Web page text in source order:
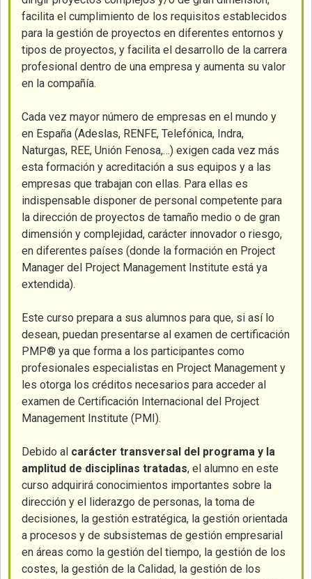
facilita el cumplimiento de los requisitos establecidos
para la gestión de proyectos en diferentes entornos y
tipos de proyectos, y facilita el desarrollo de la carrera
profesional dentro de una empresa y aumenta su valor
en la compañía.
Cada vez mayor número de empresas en el mundo y
en España (Adeslas, RENFE, Telefónica, Indra,
Naturgas, REE, Unión Fenosa,…) exigen cada vez más
esta formación y acreditación a sus equipos y a las
empresas que trabajan con ellas. Para ellas es
indispensable disponer de personal competente para
la dirección de proyectos de tamaño medio o de gran
dimensión y complejidad, carácter innovador o riesgo,
en diferentes países (donde la formación en Project
Manager del Project Management Institute está ya
extendida).
Este curso prepara a sus alumnos para que, si así lo
desean, puedan presentarse al examen de certificación
PMP® ya que forma a los participantes como
profesionales especialistas en Project Management y
les otorga los créditos necesarios para acceder al
examen de Certificación Internacional del Project
Management Institute (PMI).
Debido al carácter transversal del programa y la
amplitud de disciplinas tratadas, el alumno en este
curso adquirirá conocimientos importantes sobre la
dirección y el liderazgo de personas, la toma de
decisiones, la gestión estratégica, la gestión orientada
a procesos y de subsistemas de gestión empresarial
en áreas como la gestión del tiempo, la gestión de los
costes, la gestión de la Calidad, la gestión de los